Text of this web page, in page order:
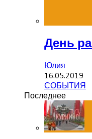
День
Юлия
16.05.2019
СОБЫТИЯ
Последнее